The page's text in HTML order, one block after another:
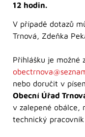
12 hodin.
V případě dotazů
Trnová, Zdeňka
Přihlášku je možné
nebo doručit v
Obecní Úřad
v zalepené obálce,
technický pracovník